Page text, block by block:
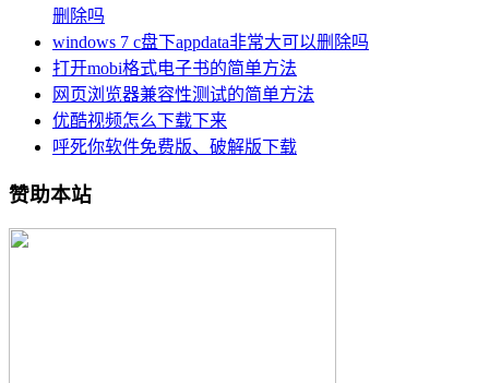
删除吗
windows 7 c盘下appdata非常大可以删除吗
打开mobi格式电子书的简单方法
网页浏览器兼容性测试的简单方法
优酷视频怎么下载下来
呼死你软件免费版、破解版下载
赞助本站